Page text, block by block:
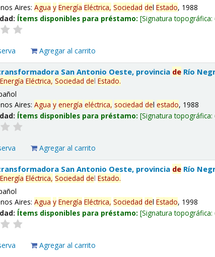
Aires:Agua y Energía Eléctrica, Sociedad delEstado, 1988
Ítems disponibles para préstamo: Signatura topográfica:
Agregar al carrito
San Antonio Oeste, provincia de Río
Energía Eléctrica, Sociedad delEstado.
Aires:Agua y energía eléctrica, sociedad delestado, 1988
Ítems disponibles para préstamo: Signatura topográfica:
Agregar al carrito
San Antonio Oeste, provincia de Río
Energía Eléctrica, Sociedad delEstado.
Aires:Agua y Energía Eléctrica, Sociedad delEstado, 1998
Ítems disponibles para préstamo: Signatura topográfica:
Agregar al carrito